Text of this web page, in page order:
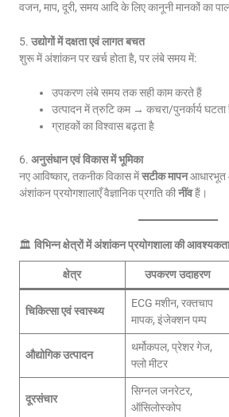
वजन, माप, दूरी, समय आदि के लिए कानूनी मानकों का
5. उद्योगों में दक्षता एवं लागत बचत
शुरू में अंशांकन पर खर्च होता है, पर लंबे समय में:
उपकरण लंबे समय तक सही काम करते हैं
उत्पादन में त्रुटि कम → कचरा/पुनर्कार्य घटता
ग्राहकों का विश्वास बढ़ता है
6. अनुसंधान एवं विकास में भूमिका
नए आविष्कार, तकनीक विकास मेंसटीक मापनआधारभूत
अंशांकन प्रयोगशालाएँ वैज्ञानिक प्रगति कीनींवहैं।
🏛️ विभिन्न क्षेत्रों में अंशांकन प्रयोगशाला की आवश्यकता
क्षेत्र उपकरण उदाहरण
चिकित्सा एवं स्वास्थ्य
ECG मशीन, रक्तचाप
मापक, इंजेक्शन पम्प
औद्योगिक उत्पादन
थर्मोकपल, प्रेशर गेज,
फ्लो मीटर
दूरसंचार
सिग्नल जनरेटर,
ऑसिलोस्कोप